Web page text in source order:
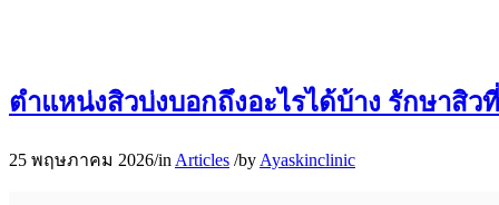
ตำแหน่งสิวบ่งบอกถึงอะไรได้บ้าง รักษาสิว
25 พฤษภาคม 2026/in Articles /by Ayaskinclinic